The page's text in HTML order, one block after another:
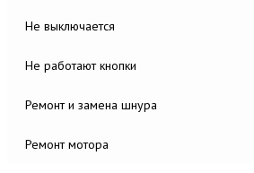
Не выключается
Не работают кнопки
Ремонт и замена шнура
Ремонт мотора